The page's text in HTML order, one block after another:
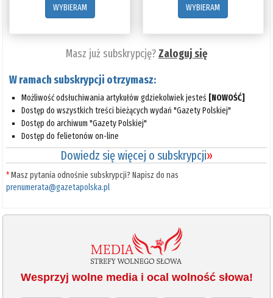
WYBIERAM
WYBIERAM
Masz już subskrypcję?Zaloguj się
W ramach subskrypcji otrzymasz:
Możliwość odsłuchiwania artykułów gdziekolwiek jesteś [NOWOŚĆ]
Dostęp do wszystkich treści bieżących wydań "Gazety Polskiej"
Dostęp do archiwum "Gazety Polskiej"
Dostęp do felietonów on-line
Dowiedz się więcej o subskrypcji»
*Masz pytania odnośnie subskrypcji? Napisz do nas
prenumerata@gazetapolska.pl
Wesprzyj wolne media i ocal wolność słowa!